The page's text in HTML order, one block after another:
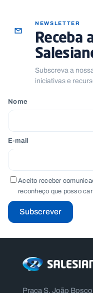
NEWSLETTER
Receba
Subscreva a
iniciativas e
Nome
E-mail
Aceito receber
reconheço que posso
Subscrever
Praça S. João